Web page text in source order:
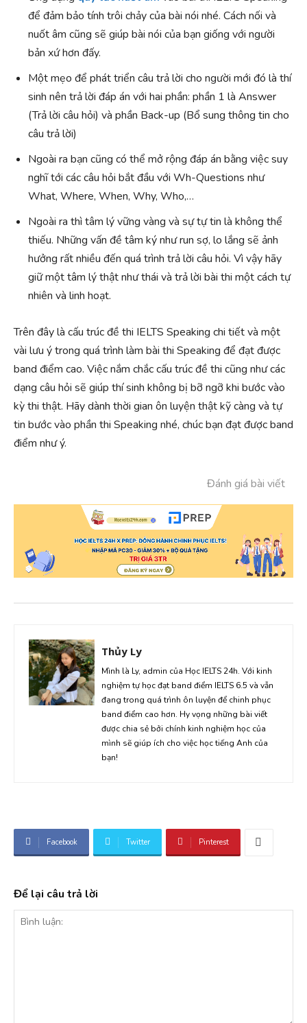
để đảm bảo tính trôi chảy của bài nói nhé. Cách nối và
nuốt âm cũng sẽ giúp bài nói của bạn giống với người
bản xứ hơn đấy.
Một mẹo để phát triển câu trả lời cho người mới đó là thí
sinh nên trả lời đáp án với hai phần: phần 1 là Answer
(Trả lời câu hỏi) và phần Back-up (Bổ sung thông tin cho
câu trả lời)
Ngoài ra bạn cũng có thể mở rộng đáp án bằng việc suy
nghĩ tới các câu hỏi bắt đầu với Wh-Questions như
What, Where, When, Why, Who,…
Ngoài ra thì tâm lý vững vàng và sự tự tin là không thể
thiếu. Những vấn đề tâm ký như run sợ, lo lắng sẽ ảnh
hưởng rất nhiều đến quá trình trả lời câu hỏi. Vì vậy hãy
giữ một tâm lý thật như thái và trả lời bài thi một cách tự
nhiên và linh hoạt.
Trên đây là cấu trúc đề thi IELTS Speaking chi tiết và một
vài lưu ý trong quá trình làm bài thi Speaking để đạt được
band điểm cao. Việc nắm chắc cấu trúc đề thi cũng như các
dạng câu hỏi sẽ giúp thí sinh không bị bỡ ngỡ khi bước vào
kỳ thi thật. Hãy dành thời gian ôn luyện thật kỹ càng và tự
tin bước vào phần thi Speaking nhé, chúc bạn đạt được band
điểm như ý.
Đánh giá bài viết
Thủy Ly
Mình là Ly, admin của Học IELTS 24h. Với kinh
nghiệm tự học đạt band điểm IELTS 6.5 và vẫn
đang trong quá trình ôn luyện để chinh phục
band điểm cao hơn. Hy vọng những bài viết
được chia sẻ bởi chính kinh nghiệm học của
mình sẽ giúp ích cho việc học tiếng Anh của
bạn!
Facebook Twitter Pinterest
Để lại câu trả lời